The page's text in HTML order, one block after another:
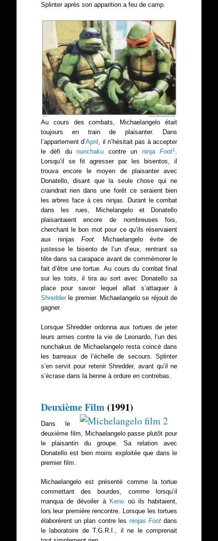
Splinter après son apparition a feu de camp.
Au cours des combats, Michaelangelo était
toujours en train de plaisanter. Dans
l’appartement d’April , il n’hésitait pas à accepter
le défi dununchaku contre un ninjaFoot1 .
Lorsqu’il se fit agresser par les bisentos, il
trouva encore le moyen de plaisanter avec
Donatello, disant que la seule chose qui ne
craindrait rien dans une forêt ce seraient bien
les arbres face à ces ninjas.
Durant le combat
dans les rues, Michelangelo et Donatello
plaisantaient encore de nombreuses fois,
cherchant le bon mot pour ce qu’ils réservaient
aux ninjas Foot.
Michaelangelo évite de
justesse le bisento de l’un d’eux, rentrant sa
tête dans sa carapace avant de commémorer le
fait d’être une tortue. Au cours du combat final
sur les toits, il tira au sort avec Donatello sa
place pour savoir lequel allait s’attaquer à
Shredderle premier. Michaelangelo se réjouit de
gagner.
Lorsque Shredder ordonna aux tortues de jeter
leurs armes contre la vie de Leonardo, l’un des
nunchakus de Michaelangelo resta coincé dans
les barreaux de l’échelle de secours. Splinter
s’en servit pour retenir Shredder, avant qu’il ne
s’écrase dans la benne à ordure en contrebas.
Deuxième Film(1991)
Dans le
deuxième film, Michaelangelo passe plutôt pour
le plaisantin du groupe. Sa relation avec
Donatello est bien moins exploitée que dans le
premier film.
Michaelangelo est présenté comme la tortue
commettant des bourdes, comme lorsqu’il
manqua de dévoiler à Keno où ils habitaient,
lors leur première rencontre. Lorsque les tortues
élaborèrent un plan contre les ninjas Foot dans
le laboratoire de T.G.R.I., il ne le comprenait